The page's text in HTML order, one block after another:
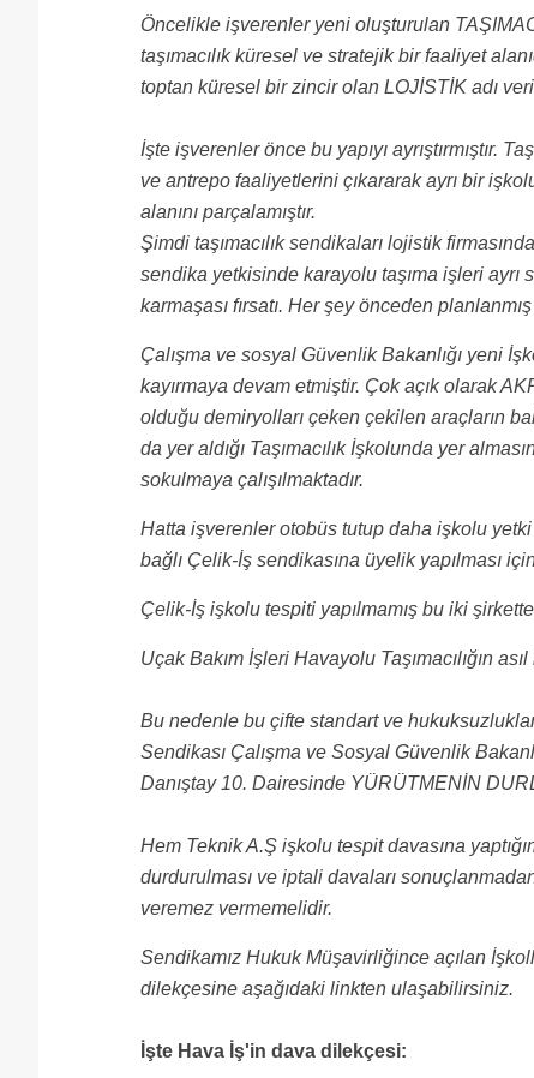
Öncelikle işverenler yeni oluşturulan
taşımacılık küresel ve stratejik bir faaliyet
toptan küresel bir zincir olan LOJİSTİK adı
İşte işverenler önce bu yapıyı ayrıştırmıştır.
ve antrepo faaliyetlerini çıkararak ayrı bir
alanını parçalamıştır.
Şimdi taşımacılık sendikaları lojistik
sendika yetkisinde karayolu taşıma işleri
karmaşası fırsatı. Her şey önceden planlanmış
Çalışma ve sosyal Güvenlik Bakanlığı yeni
kayırmaya devam etmiştir. Çok açık olarak
olduğu demiryolları çeken çekilen araçların
da yer aldığı Taşımacılık İşkolunda yer
sokulmaya çalışılmaktadır.
Hatta işverenler otobüs tutup daha işkolu
bağlı Çelik-İş sendikasına üyelik yapılması
Çelik-İş işkolu tespiti yapılmamış bu iki
Uçak Bakım İşleri Havayolu Taşımacılığın
Bu nedenle bu çifte standart ve
Sendikası Çalışma ve Sosyal Güvenlik
Danıştay 10. Dairesinde YÜRÜTMENİN
Hem Teknik A.Ş işkolu tespit davasına
durdurulması ve iptali davaları
veremez vermemelidir.
Sendikamız Hukuk Müşavirliğince açılan
dilekçesine aşağıdaki linkten ulaşabilirsiniz.
İşte Hava İş'in dava dilekçesi: